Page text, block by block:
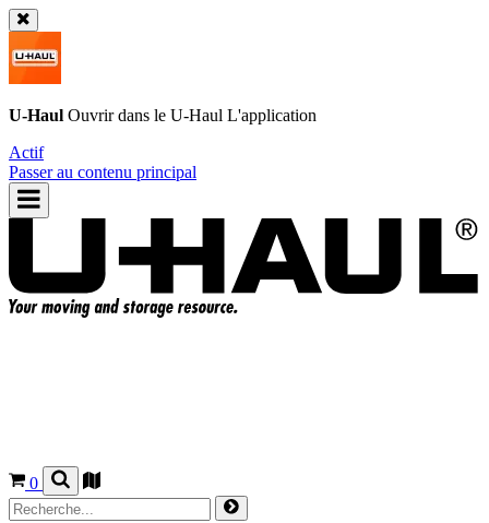
U-Haul Ouvrir dans le U-Haul L'application
Actif
Passer au contenu principal
0